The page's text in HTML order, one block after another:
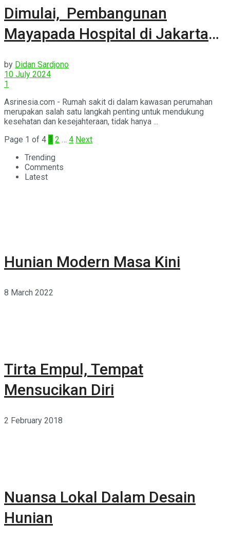
Dimulai, Pembangunan
Mayapada Hospital di Jakarta
by Didan Sardjono
10 July 2024
1
Asrinesia.com - Rumah sakit di dalam kawasan perumahan
merupakan salah satu langkah penting untuk mendukung
kesehatan dan kesejahteraan, tidak hanya ...
Page 1 of 4 1 2 … 4 Next
Trending
Comments
Latest
Hunian Modern Masa Kini
8 March 2022
Tirta Empul, Tempat
Mensucikan Diri
2 February 2018
Nuansa Lokal Dalam Desain
Hunian